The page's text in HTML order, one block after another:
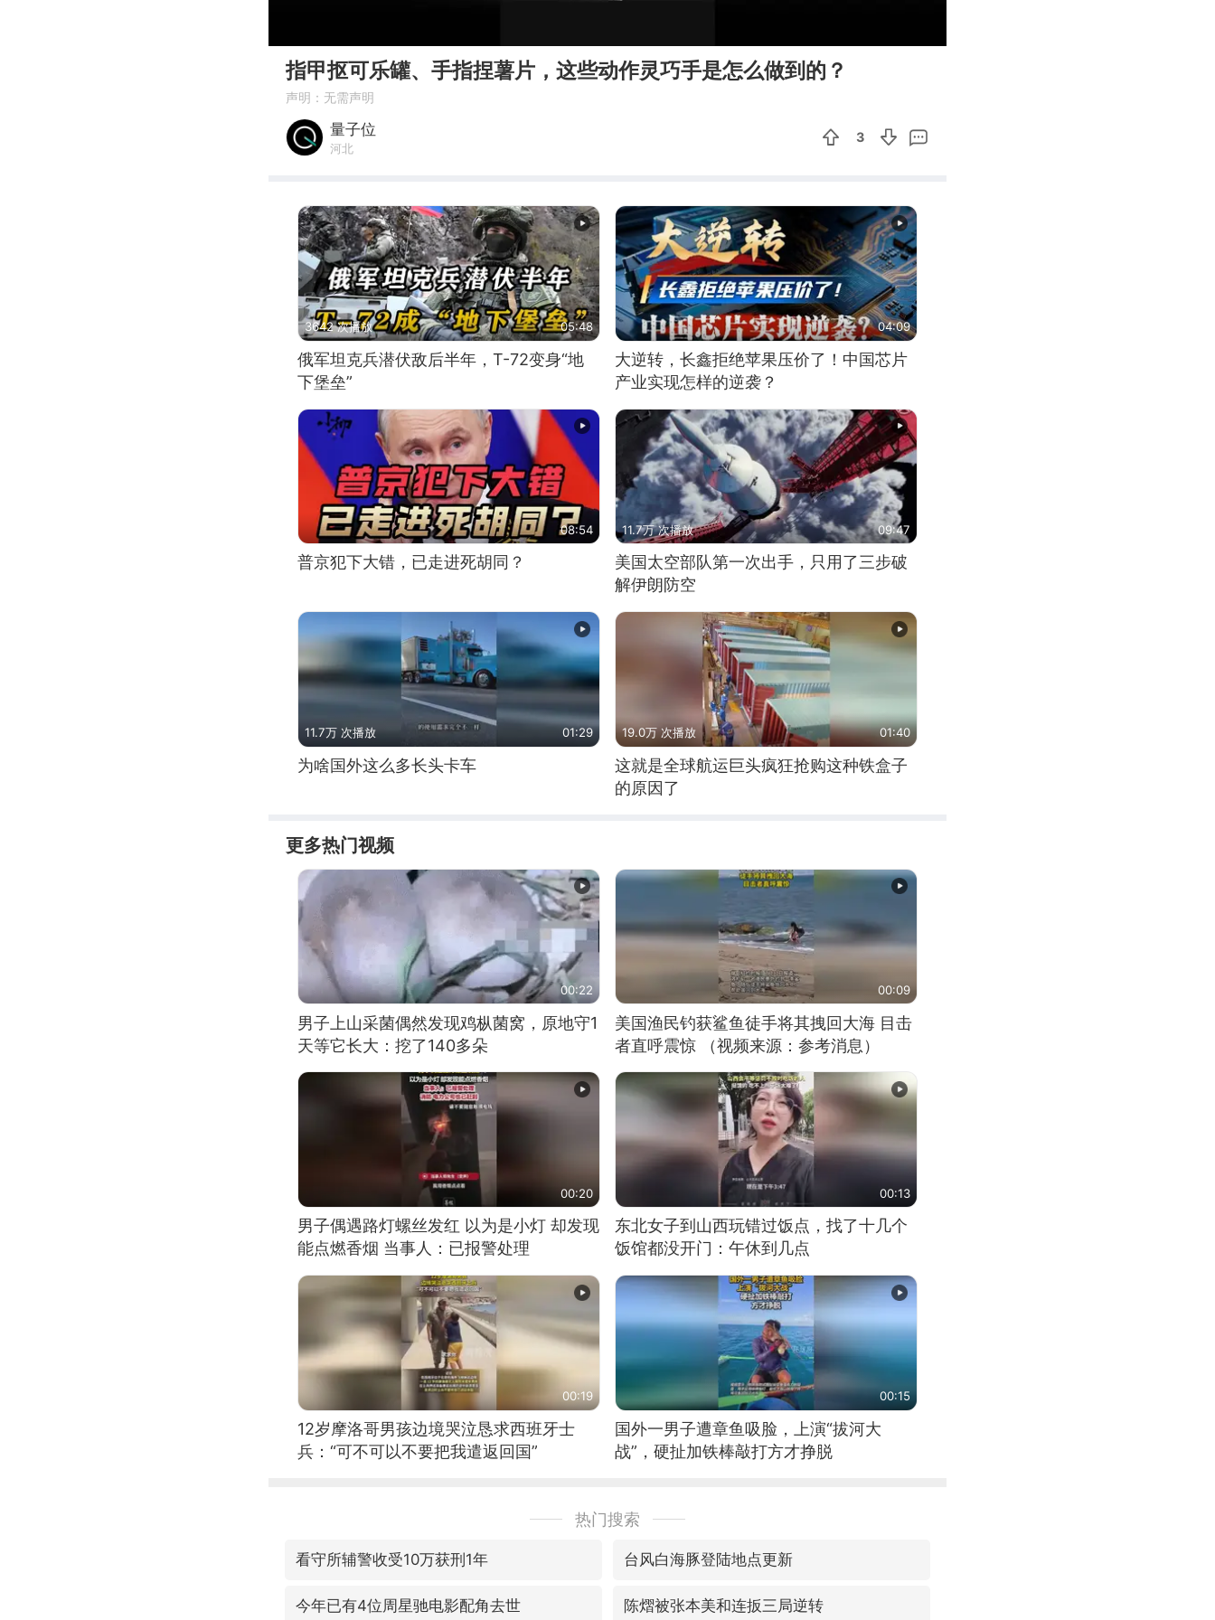
指甲抠可乐罐、手指捏薯片，这些动作灵巧手是怎么做到的？
声明：无需声明
量子位
河北
3
3642 次播放 05:48
俄军坦克兵潜伏敌后半年，T-72变身“地
下堡垒”
04:09
大逆转，长鑫拒绝苹果压价了！中国芯片
产业实现怎样的逆袭？
08:54
普京犯下大错，已走进死胡同？
11.7万 次播放 09:47
美国太空部队第一次出手，只用了三步破
解伊朗防空
11.7万 次播放 01:29
为啥国外这么多长头卡车
19.0万 次播放 01:40
这就是全球航运巨头疯狂抢购这种铁盒子
的原因了
更多热门视频
00:22
男子上山采菌偶然发现鸡枞菌窝，原地守1
天等它长大：挖了140多朵
00:09
美国渔民钓获鲨鱼徒手将其拽回大海 目击
者直呼震惊 （视频来源：参考消息）
00:20
男子偶遇路灯螺丝发红 以为是小灯 却发现
能点燃香烟 当事人：已报警处理
00:13
东北女子到山西玩错过饭点，找了十几个
饭馆都没开门：午休到几点
00:19
12岁摩洛哥男孩边境哭泣恳求西班牙士
兵：“可不可以不要把我遣返回国”
00:15
国外一男子遭章鱼吸脸，上演“拔河大
战”，硬扯加铁棒敲打方才挣脱
热门搜索
看守所辅警收受10万获刑1年 台风白海豚登陆地点更新
今年已有4位周星驰电影配角去世 陈熠被张本美和连扳三局逆转